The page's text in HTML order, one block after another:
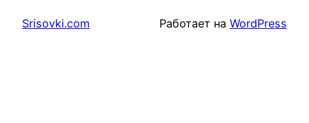
Srisovki.com Работает на WordPress